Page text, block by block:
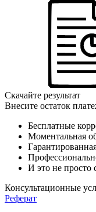
Скачайте результат
Внесите остаток
Бесплатные
Моментальная
И это не просто
Консультационные
Реферат